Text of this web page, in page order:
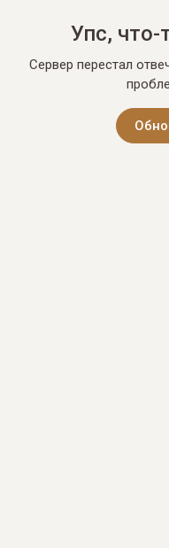
Упс,
Сервер перестал